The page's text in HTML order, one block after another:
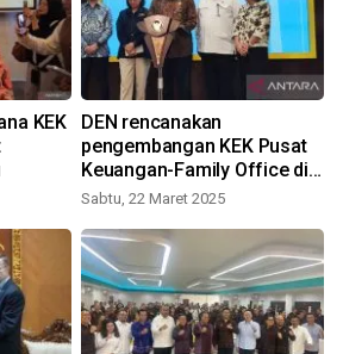
KEK
DEN rencanakan
pengembangan KEK Pusat
Keuangan-Family Office di
Bali
Sabtu, 22 Maret 2025